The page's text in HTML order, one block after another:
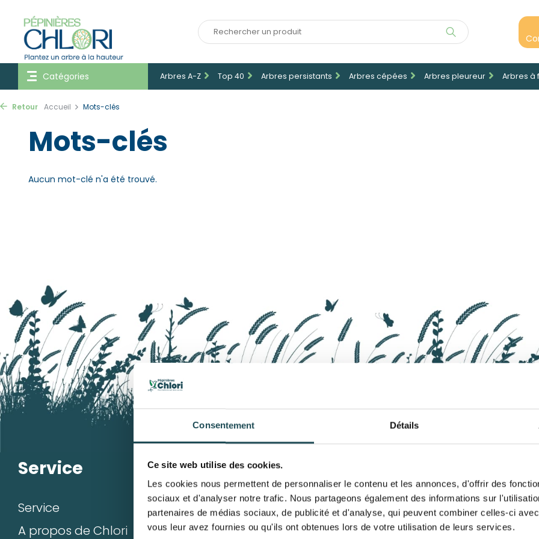
Consentement Détails
Ce site web utilise des cookies.
Les cookies nous permettent de personnaliser le contenu et les annonces, d'offrir des
sociaux et d'analyser notre trafic. Nous partageons également des informations sur
partenaires de médias sociaux, de publicité et d'analyse, qui peuvent combiner celles-ci
vous leur avez fournies ou qu'ils ont obtenues lors de votre utilisation de leurs services.
Catégories Arbres A-Z Top 40 Arbres persistants Arbres cépées Arbres pleureur Arbres à
Retour Accueil Mots-clés
Mots-clés
Aucun mot-clé n'a été trouvé.
Service
Service
A propos de Chlori
Mon compte
S’enregistrer
Mes commandes
Arbres A-Z
Top 40